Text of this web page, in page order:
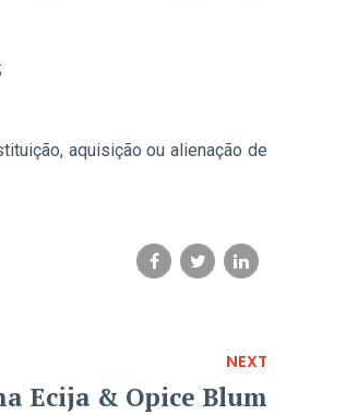
aquisição ou alienação de
NEXT
Ecija & Opice Blum